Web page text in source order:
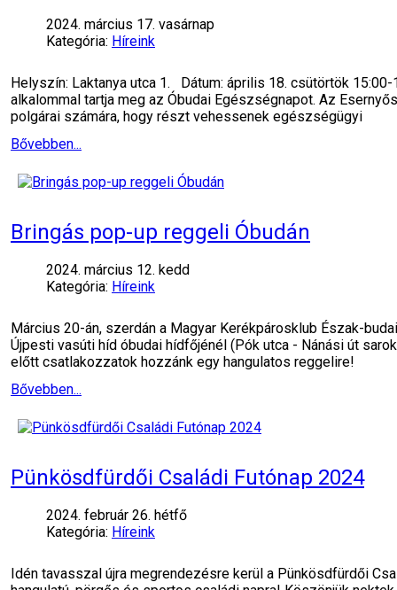
2024. március 17. vasárnap
Kategória: Híreink
Helyszín: Laktanya utca 1. Dátum: április 18. csütörtök
alkalommal tartja meg az Óbudai Egészségnapot. Az
polgárai számára, hogy részt vehessenek egészségügyi
Bővebben...
Bringás pop-up reggeli Óbudán
2024. március 12. kedd
Kategória: Híreink
Március 20-án, szerdán a Magyar Kerékpárosklub Észak-
Újpesti vasúti híd óbudai hídfőjénél (Pók utca - Nánási út
előtt csatlakozzatok hozzánk egy hangulatos reggelire!
Bővebben...
Pünkösdfürdői Családi Futónap 2024
2024. február 26. hétfő
Kategória: Híreink
Idén tavasszal újra megrendezésre kerül a Pünkösdfürdői